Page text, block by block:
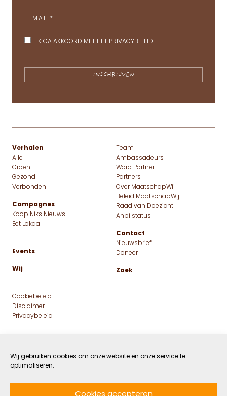
Wij gebruiken cookies om onze website en onze service te
optimaliseren.
Cookies accepteren
E-MAIL *
IK GA AKKOORD MET HET PRIVACYBELEID
voedselsysteem van de
toekomst: pionier Eva Vos